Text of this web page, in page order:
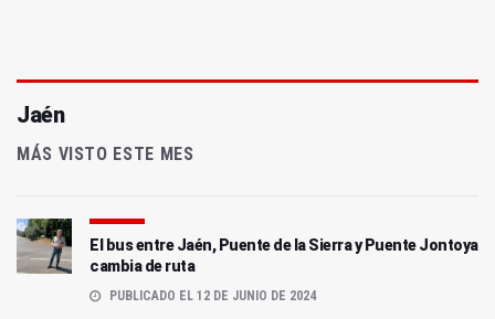
Jaén
MÁS VISTO ESTE MES
El bus entre Jaén, Puente de la Sierra y Puente Jontoya
cambia de ruta
PUBLICADO EL 12 DE JUNIO DE 2024